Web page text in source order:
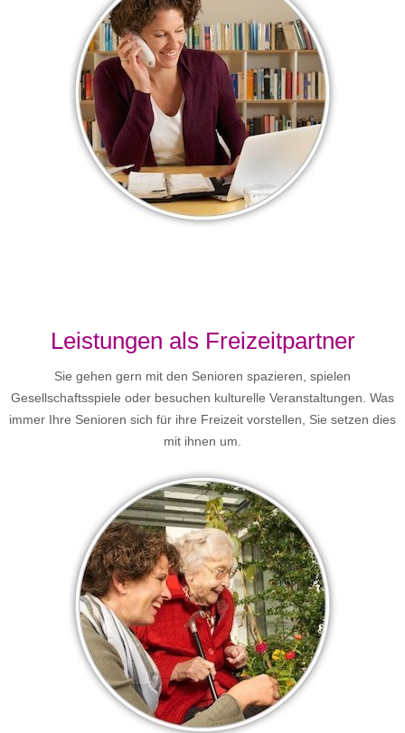
Leistungen als Freizeitpartner
Sie gehen gern mit den Senioren spazieren, spielen
Gesellschaftsspiele oder besuchen kulturelle Veranstaltungen. Was
immer Ihre Senioren sich für ihre Freizeit vorstellen, Sie setzen dies
mit ihnen um.